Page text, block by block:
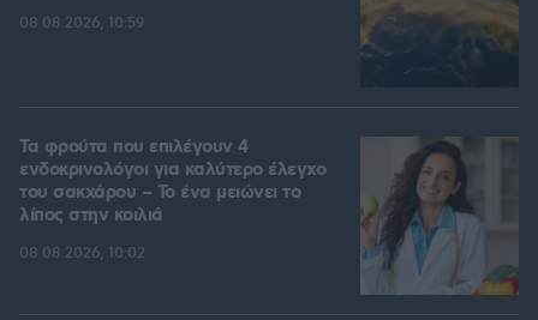
08.08.2026, 10:59
Τα φρούτα που επιλέγουν 4
ενδοκρινολόγοι για καλύτερο έλεγχο
του σακχάρου – Το ένα μειώνει το
λίπος στην κοιλιά
08.08.2026, 10:02